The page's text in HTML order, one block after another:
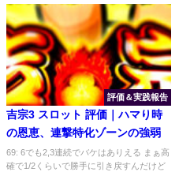
評価＆実践報告
吉宗3 スロット 評価｜ハマり時
の恩恵、連撃特化ゾーンの強弱
69: 6でも2,3連続でバケはありえる まぁ高
確で1/2くらいで勝手に引き戻すんだけど